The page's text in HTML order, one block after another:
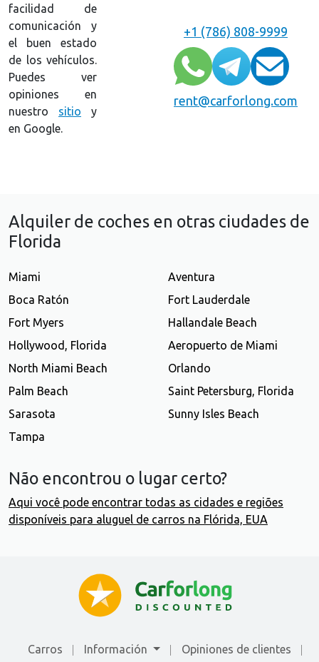
+1 (786) 808-9999
rent@carforlong.com
facilidad de
comunicación y
el buen estado
de los vehículos.
Puedes ver
opiniones en
nuestro sitio y
en Google.
Alquiler de coches en otras ciudades de
Florida
Miami
Aventura
Boca Ratón
Fort Lauderdale
Fort Myers
Hallandale Beach
Hollywood, Florida
Aeropuerto de Miami
North Miami Beach
Orlando
Palm Beach
Saint Petersburg, Florida
Sarasota
Sunny Isles Beach
Tampa
Não encontrou o lugar certo?
Aqui você pode encontrar todas as cidades e regiões
disponíveis para aluguel de carros na Flórida, EUA
Carros Información Opiniones de clientes